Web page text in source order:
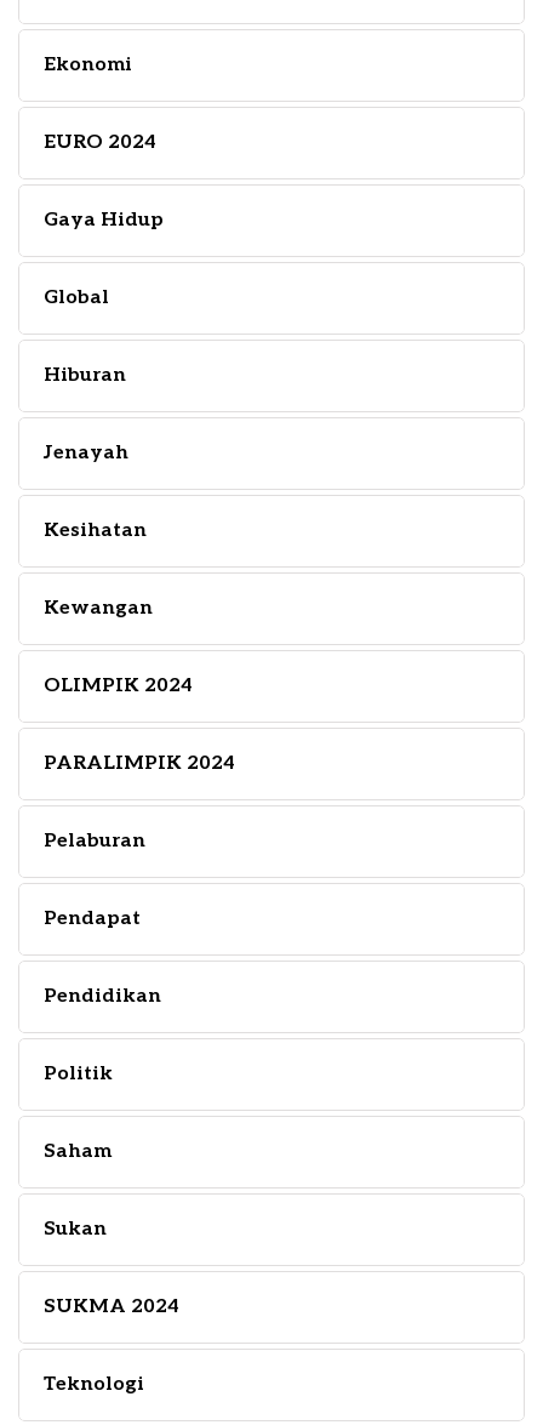
Ekonomi
EURO 2024
Gaya Hidup
Global
Hiburan
Jenayah
Kesihatan
Kewangan
OLIMPIK 2024
PARALIMPIK 2024
Pelaburan
Pendapat
Pendidikan
Politik
Saham
Sukan
SUKMA 2024
Teknologi